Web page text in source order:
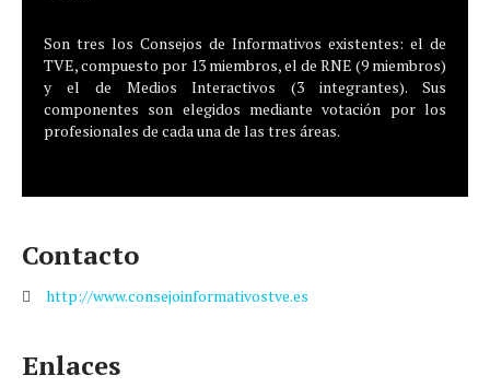
Son tres los Consejos de Informativos existentes: el de
TVE, compuesto por 13 miembros, el de RNE (9 miembros)
y el de Medios Interactivos (3 integrantes). Sus
componentes son elegidos mediante votación por los
profesionales de cada una de las tres áreas.
Contacto
http://www.consejoinformativostve.es
Enlaces